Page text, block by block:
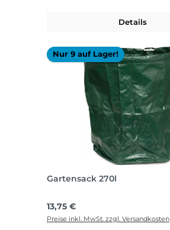
Details
Nur 9 auf Lager!
Gartensack 270l
Regulärer Preis:
13,75 €
Preise inkl. MwSt. zzgl. Versandkosten